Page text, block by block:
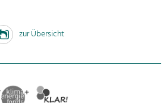
zur Übersicht